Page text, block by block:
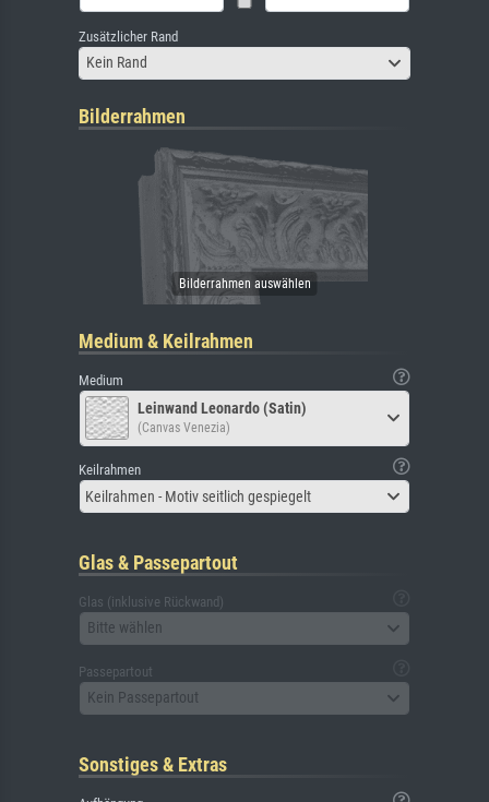
Zusätzlicher Rand
Kein Rand
Bilderrahmen
Medium & Keilrahmen
Medium
Leinwand Leonardo (Satin)
(Canvas Venezia)
Keilrahmen
Keilrahmen - Motiv seitlich gespiegelt
Glas & Passepartout
Glas (inklusive Rückwand)
Bitte wählen
Passepartout
Kein Passepartout
Sonstiges & Extras